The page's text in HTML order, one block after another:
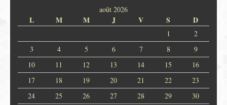
août 2026
L M M J V S D
1
2
3
4 5 6 7 8
9
10
11 12 13 14 15
16
17
18 19 20 21 22
23
24
25 26 27 28 29
30